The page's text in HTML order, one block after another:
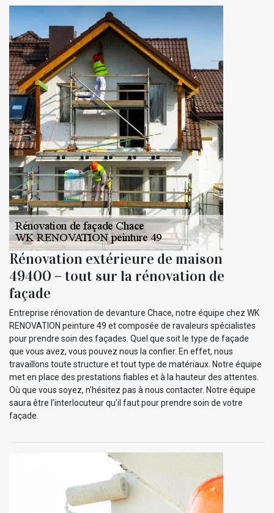
Rénovation extérieure de maison
49400 – tout sur la rénovation de
façade
Entreprise rénovation de devanture Chace, notre équipe chez WK
RENOVATION peinture 49 et composée de ravaleurs spécialistes
pour prendre soin des façades. Quel que soit le type de façade
que vous avez, vous pouvez nous la confier. En effet, nous
travaillons toute structure et tout type de matériaux. Notre équipe
met en place des prestations fiables et à la hauteur des attentes.
Où que vous soyez, n’hésitez pas à nous contacter. Notre équipe
saura être l’interlocuteur qu’il faut pour prendre soin de votre
façade.